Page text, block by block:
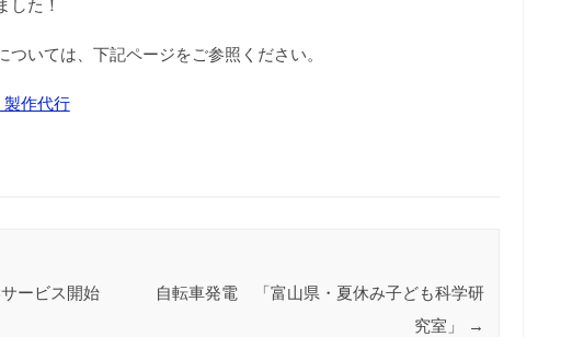
した！
いては、下記ページをご参照ください。
作代行
ービス開始
自転車発電 「富山県・夏休み子ども科学研
究室」
→